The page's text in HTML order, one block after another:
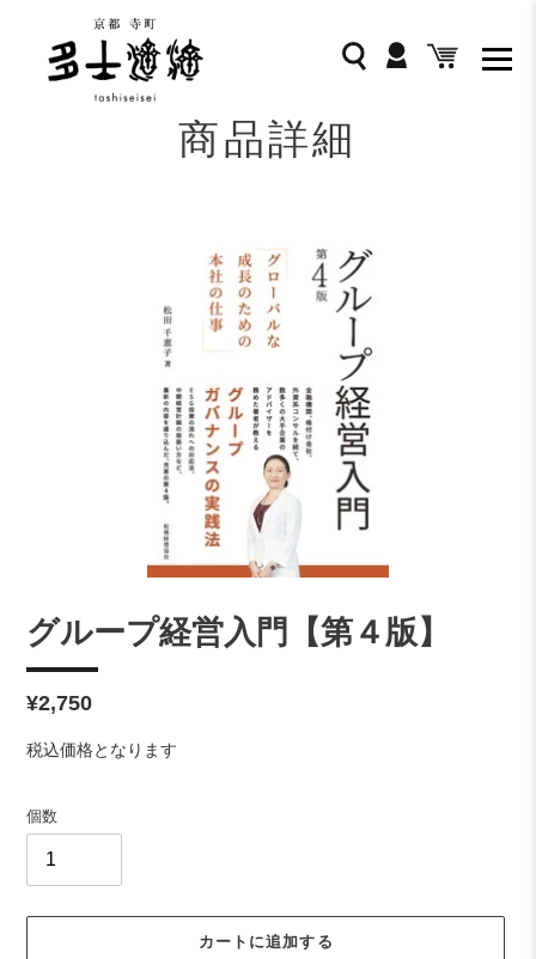
検索 ログインカート
商品詳細
グループ経営入門【第４版】
通
価
¥2,750
税込価格となります
個数
カートに追加する